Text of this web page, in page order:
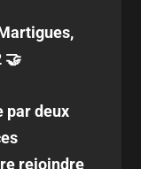
🤝
deux
rejoindre